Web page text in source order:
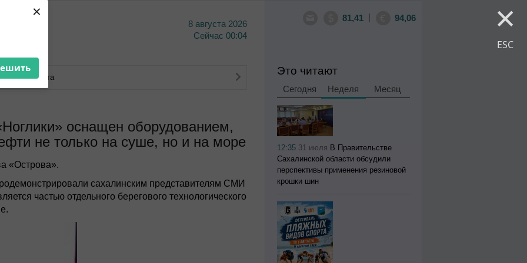
× ×
ESC
8 августа 2026
Сейчас 00:04
81,41 94,06
счета
оснащен оборудованием,
не только на суше, но и на море
«Острова».
сахалинским представителям СМИ
частью отдельного берегового технологического
Это читают
Сегодня Неделя Месяц
12:35 31 июля В Правительстве
Сахалинской области обсудили
перспективы применения резиновой
крошки шин